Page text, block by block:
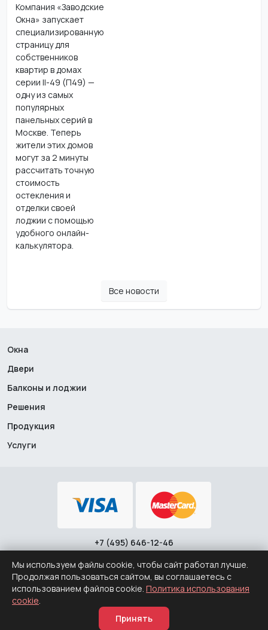
Компания «Заводские
Окна» запускает
специализированную
страницу для
собственников
квартир в домах
серии II-49 (П49) —
одну из самых
популярных
панельных серий в
Москве. Теперь
жители этих домов
могут за 2 минуты
рассчитать точную
стоимость
остекления и
отделки своей
лоджии с помощью
удобного онлайн-
калькулятора.
Все новости
Окна
Двери
Балконы и лоджии
Решения
Продукция
Услуги
© 2008 – 2026 ООО "Заводские Окна"
cookie
+7 (495) 646-12-46
Мы используем файлы cookie, чтобы сайт работал лучше.
Продолжая пользоваться сайтом, вы соглашаетесь с
использованием файлов cookie. Политика использования
cookie.
Принять